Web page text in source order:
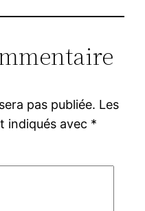
pas publiée. Les
indiqués avec *